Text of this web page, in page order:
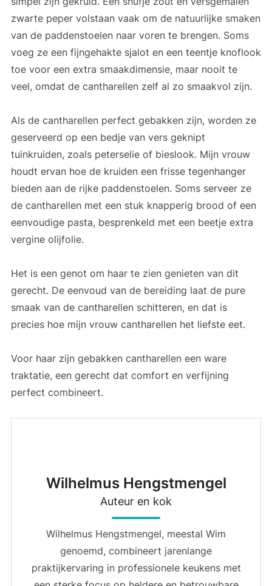
zwarte peper volstaan vaak om de natuurlijke smaken
van de paddenstoelen naar voren te brengen. Soms
voeg ze een fijngehakte sjalot en een teentje knoflook
toe voor een extra smaakdimensie, maar nooit te
veel, omdat de cantharellen zelf al zo smaakvol zijn.
Als de cantharellen perfect gebakken zijn, worden ze
geserveerd op een bedje van vers geknipt
tuinkruiden, zoals peterselie of bieslook. Mijn vrouw
houdt ervan hoe de kruiden een frisse tegenhanger
bieden aan de rijke paddenstoelen. Soms serveer ze
de cantharellen met een stuk knapperig brood of een
eenvoudige pasta, besprenkeld met een beetje extra
vergine olijfolie.
Het is een genot om haar te zien genieten van dit
gerecht. De eenvoud van de bereiding laat de pure
smaak van de cantharellen schitteren, en dat is
precies hoe mijn vrouw cantharellen het liefste eet.
Voor haar zijn gebakken cantharellen een ware
traktatie, een gerecht dat comfort en verfijning
perfect combineert.
Wilhelmus Hengstmengel
Auteur en kok
Wilhelmus Hengstmengel, meestal Wim
genoemd, combineert jarenlange
praktijkervaring in professionele keukens met